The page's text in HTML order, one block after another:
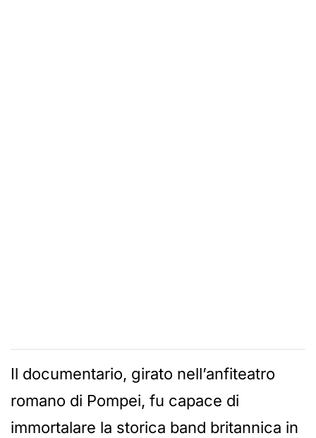
Il documentario, girato nell’anfiteatro
romano di Pompei, fu capace di
immortalare la storica band britannica in